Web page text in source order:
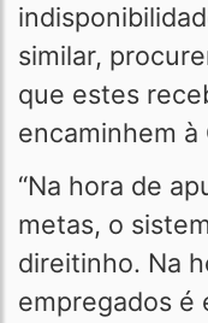
similar,
que estes
encaminhem à
“Na hora de
metas, o
direitinho. Na
empregados é